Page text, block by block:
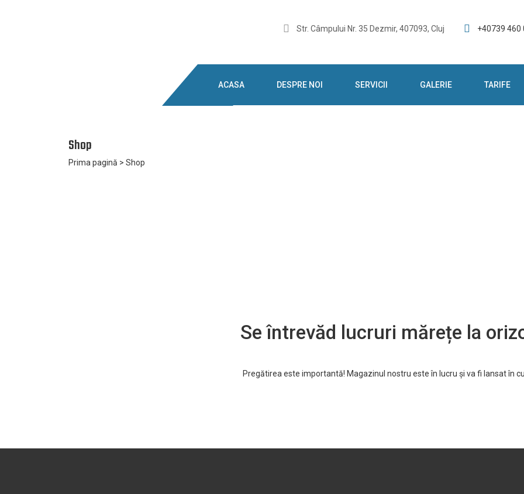
Str. Câmpului Nr. 35 Dezmir, 407093, Cluj +40739 460
ACASA DESPRE NOI SERVICII GALERIE TARIFE
Shop
Prima pagină > Shop
Se întrevăd lucruri mărețe la
Pregătirea este importantă! Magazinul nostru este în lucru și va fi lansat în